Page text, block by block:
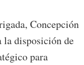
Concepción
la disposición de
para